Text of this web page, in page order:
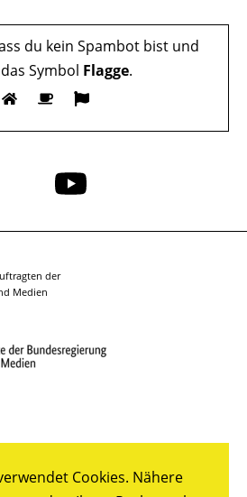
Cookies. Nähere
du kein Spambot bist und
Symbol Flagge.
Folge
auf
der
Medien